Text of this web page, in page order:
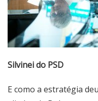
Silvinei do PSD
E como a estratégia